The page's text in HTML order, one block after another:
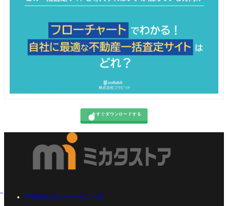
 今すぐダウンロードする
不動産会社向けサービス一覧